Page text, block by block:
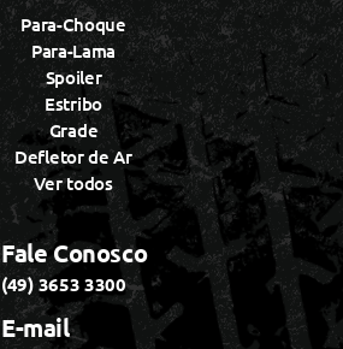
Para-Choque
Para-Lama
Spoiler
Estribo
Grade
Defletor de Ar
Ver todos
Fale Conosco
(49) 3653 3300
E-mail